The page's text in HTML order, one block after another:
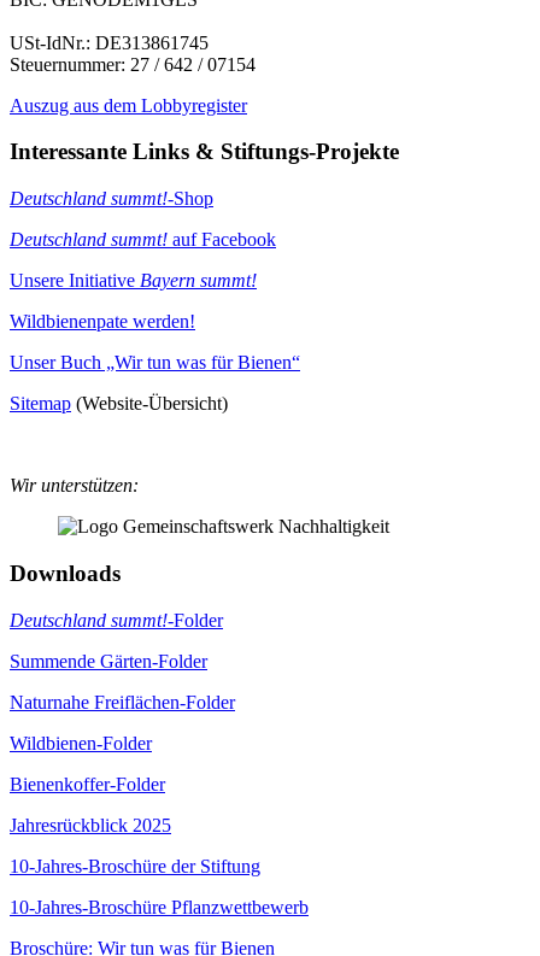
USt-IdNr.: DE313861745
Steuernummer: 27 / 642 / 07154
Auszug aus dem Lobbyregister
Interessante Links & Stiftungs-Projekte
Deutschland summt!-Shop
Deutschland summt! auf Facebook
Unsere Initiative Bayern summt!
Wildbienenpate werden!
Unser Buch „Wir tun was für Bienen“
Sitemap (Website-Übersicht)
Wir unterstützen:
Downloads
Deutschland summt!-Folder
Summende Gärten-Folder
Naturnahe Freiflächen-Folder
Wildbienen-Folder
Bienenkoffer-Folder
Jahresrückblick 2025
10-Jahres-Broschüre der Stiftung
10-Jahres-Broschüre Pflanzwettbewerb
Broschüre: Wir tun was für Bienen